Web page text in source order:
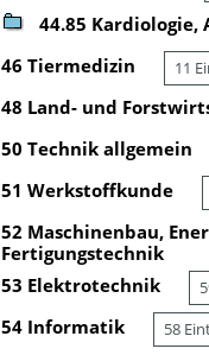
44.85 Kardiologie,
46 Tiermedizin 11
48 Land- und
50 Technik allgemein
51 Werkstoffkunde
52 Maschinenbau,
Fertigungstechnik
53 Elektrotechnik
54 Informatik 58